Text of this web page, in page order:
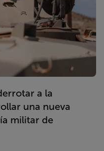
a la
una nueva
militar de